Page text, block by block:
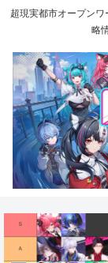
超現実都市オープン
略